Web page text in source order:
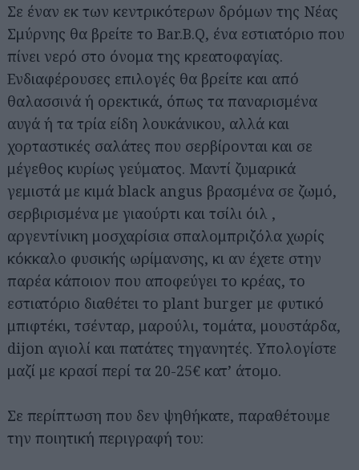
Σε έναν εκ των κεντρικότερων δρόμων της Νέας
Σμύρνης θα βρείτε το Bar.B.Q, ένα εστιατόριο που
πίνει νερό στο όνομα της κρεατοφαγίας.
Ενδιαφέρουσες επιλογές θα βρείτε και από
θαλασσινά ή ορεκτικά, όπως τα παναρισμένα
αυγά ή τα τρία είδη λουκάνικου, αλλά και
χορταστικές σαλάτες που σερβίρονται και σε
μέγεθος κυρίως γεύματος. Μαντί ζυμαρικά
γεμιστά με κιμά black angus βρασμένα σε ζωμό,
σερβιρισμένα με γιαούρτι και τσίλι όιλ ,
αργεντίνικη μοσχαρίσια σπαλομπριζόλα χωρίς
κόκκαλο φυσικής ωρίμανσης, κι αν έχετε στην
παρέα κάποιον που αποφεύγει το κρέας, το
εστιατόριο διαθέτει το plant burger με φυτικό
μπιφτέκι, τσένταρ, μαρούλι, τομάτα, μουστάρδα,
dijon αγιολί και πατάτες τηγανητές. Υπολογίστε
μαζί με κρασί περί τα 20-25€ κατ’ άτομο.
Σε περίπτωση που δεν ψηθήκατε, παραθέτουμε
την ποιητική περιγραφή του: